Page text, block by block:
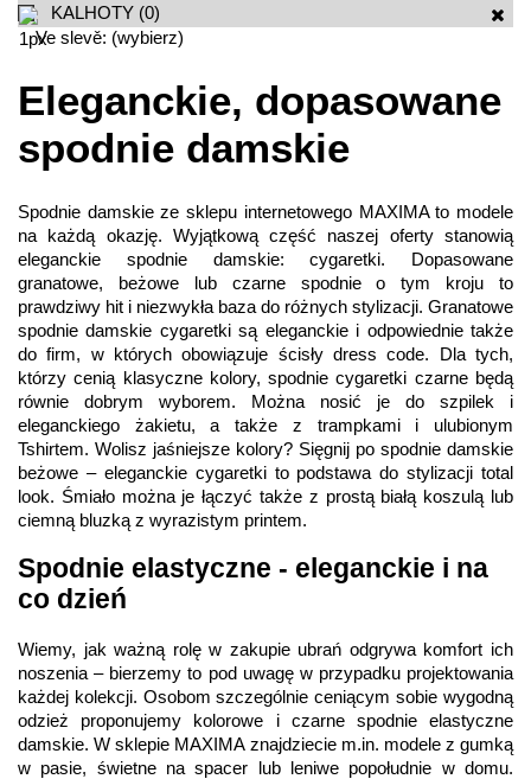
KALHOTY (0)
Ve slevě: (wybierz)
Eleganckie, dopasowane
spodnie damskie
Spodnie damskie ze sklepu internetowego MAXIMA to modele
na każdą okazję. Wyjątkową część naszej oferty stanowią
eleganckie spodnie damskie: cygaretki. Dopasowane
granatowe, beżowe lub czarne spodnie o tym kroju to
prawdziwy hit i niezwykła baza do różnych stylizacji. Granatowe
spodnie damskie cygaretki są eleganckie i odpowiednie także
do firm, w których obowiązuje ścisły dress code. Dla tych,
którzy cenią klasyczne kolory, spodnie cygaretki czarne będą
równie dobrym wyborem. Można nosić je do szpilek i
eleganckiego żakietu, a także z trampkami i ulubionym
Tshirtem. Wolisz jaśniejsze kolory? Sięgnij po spodnie damskie
beżowe – eleganckie cygaretki to podstawa do stylizacji total
look. Śmiało można je łączyć także z prostą białą koszulą lub
ciemną bluzką z wyrazistym printem.
Spodnie elastyczne - eleganckie i na
co dzień
Wiemy, jak ważną rolę w zakupie ubrań odgrywa komfort ich
noszenia – bierzemy to pod uwagę w przypadku projektowania
każdej kolekcji. Osobom szczególnie ceniącym sobie wygodną
odzież proponujemy kolorowe i czarne spodnie elastyczne
damskie. W sklepie MAXIMA znajdziecie m.in. modele z gumką
w pasie, świetne na spacer lub leniwe popołudnie w domu.